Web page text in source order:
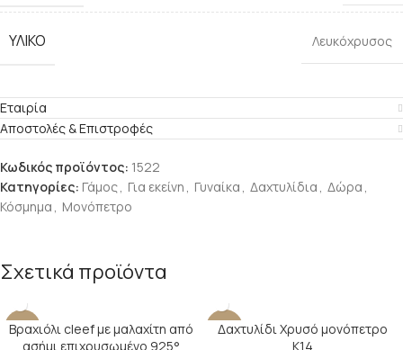
ΥΛΙΚΌ Λευκόχρυσος
Εταιρία
Αποστολές & Επιστροφές
Κωδικός προϊόντος: 1522
Κατηγορίες: Γάμος, Για εκείνη , Γυναίκα , Δαχτυλίδια , Δώρα ,
Κόσμημα , Μονόπετρο
Σχετικά προϊόντα
-17%
Βραχιόλι cleef με μαλαχίτη από
ασήμι επιχρυσωμένο 925°
-24%
Δαχτυλίδι Χρυσό μονόπετρο
Κ14